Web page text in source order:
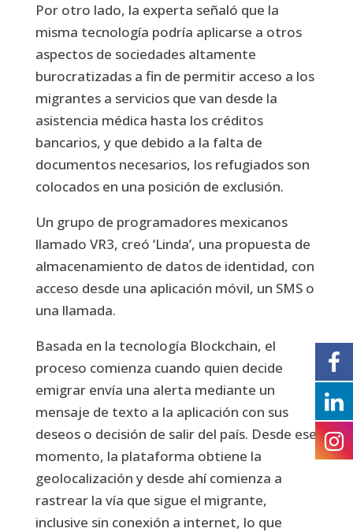
Por otro lado, la experta señaló que la
misma tecnología podría aplicarse a otros
aspectos de sociedades altamente
burocratizadas a fin de permitir acceso a los
migrantes a servicios que van desde la
asistencia médica hasta los créditos
bancarios, y que debido a la falta de
documentos necesarios, los refugiados son
colocados en una posición de exclusión.
Un grupo de programadores mexicanos
llamado VR3, creó ‘Linda’, una propuesta de
almacenamiento de datos de identidad, con
acceso desde una aplicación móvil, un SMS o
una llamada.
Basada en la tecnología Blockchain, el
proceso comienza cuando quien decide
emigrar envía una alerta mediante un
mensaje de texto a la aplicación con sus
deseos o decisión de salir del país. Desde ese
momento, la plataforma obtiene la
geolocalización y desde ahí comienza a
rastrear la vía que sigue el migrante,
inclusive sin conexión a internet, lo que